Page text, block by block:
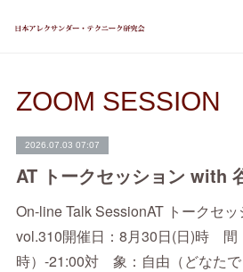
ZOOM SESSION
2026.07.03 07:07
On-line Talk SessionAT トークセ
vol.310開催日：8月30日(日)時 間
時）-21:00対 象：自由（どなた